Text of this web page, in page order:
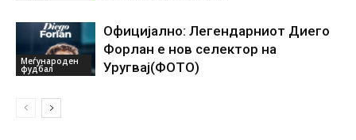
Меѓународен
фудбал
Официјално: Легендарниот Диего
Форлан е нов селектор на
Уругвај(ФОТО)